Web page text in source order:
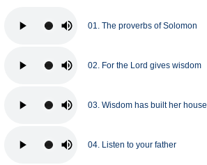
01. The proverbs of Solomon
02. For the Lord gives wisdom
03. Wisdom has built her house
04. Listen to your father